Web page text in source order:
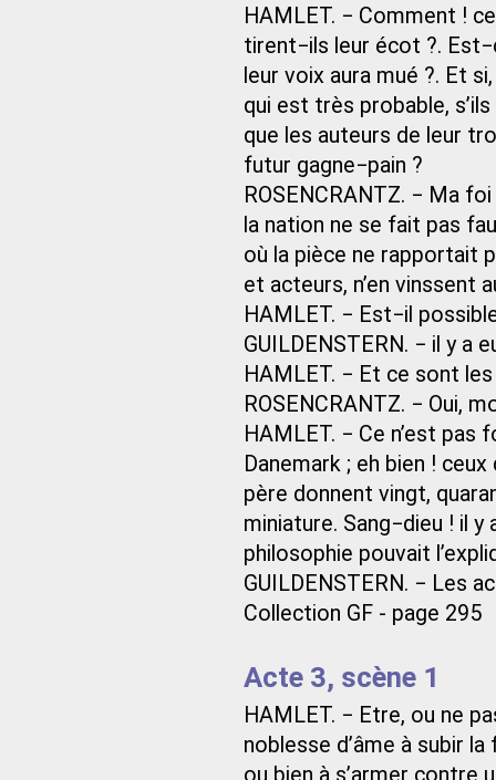
HAMLET. − Comment !
tirent−ils leur écot ?.
leur voix aura mué ?. Et
qui est très probable,
que les auteurs de leur
futur gagne−pain ?
ROSENCRANTZ. − Ma
la nation ne se fait pas
où la pièce ne rapportait
et acteurs, n’en vinssent
HAMLET. − Est−il
GUILDENSTERN. − il y a
HAMLET. − Et ce sont
ROSENCRANTZ. − Oui,
HAMLET. − Ce n’est
Danemark ; eh bien !
père donnent vingt,
miniature. Sang−dieu ! il y
philosophie pouvait
GUILDENSTERN. − Les
Collection GF - page 295
Acte 3, scène 1
HAMLET. − Etre, ou ne
noblesse d’âme à subir